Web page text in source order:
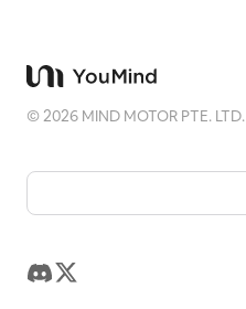
©2026 MIND MOTOR PTE. LTD.